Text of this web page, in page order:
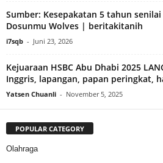
Sumber: Kesepakatan 5 tahun
Dosunmu Wolves | beritakitanih
i7sqb - Juni 23, 2026
Kejuaraan HSBC Abu Dhabi 2025
Inggris, lapangan, papan peringkat,
Yatsen Chuanli - November 5, 2025
POPULAR CATEGORY
Olahraga